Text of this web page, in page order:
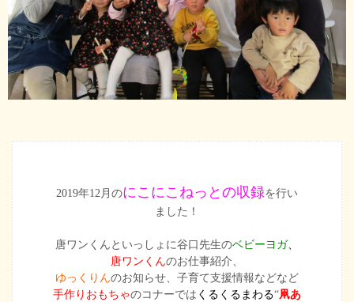
2019年12月のにこにこねっとの収録を行い
ました！
唐ワンくんといっしょに谷口先生のベビーヨガ、
唐ワンくんのお仕事紹介、
ゆっくりんのお知らせ、子育て支援情報などなど
手作りおもちゃのコナーでは くるくるまわる“凧あ